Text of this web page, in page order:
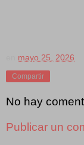
mayo 25, 2026
Compartir
No hay
Publicar un